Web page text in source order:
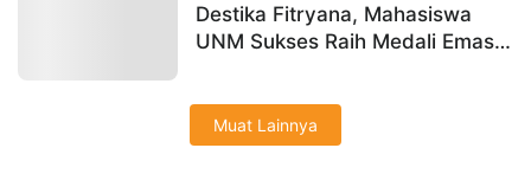
Destika Fitryana, Mahasiswa
UNM Sukses Raih Medali Emas
Muat Lainnya